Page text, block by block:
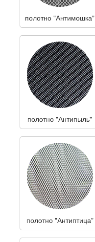
полотно "Антимошка"
полотно "Антипыль"
полотно "Антиптица"